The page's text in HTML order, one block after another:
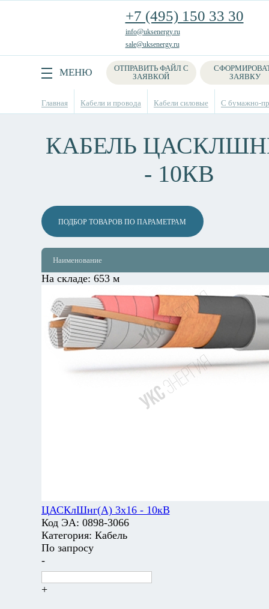
+7 (495) 150 33 30
info@uksenergy.ru
sale@uksenergy.ru
МЕНЮ
ОТПРАВИТЬ ФАЙЛ С
ЗАЯВКОЙ
ЗАЯВКУ
Поиск
Главная Кабели и провода Кабели силовые С бумажно-
КАБЕЛЬ
- 10КВ
ПОДБОР ТОВАРОВ ПО ПАРАМЕТРАМ
Наименование
На складе: 653 м
ЦАСКлШнг(А) 3х16 - 10кВ
Код ЭА: 0898-3066
Категория: Кабель
По запросу
-
+